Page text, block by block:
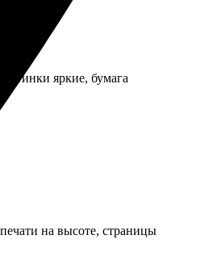
яркие, бумага
на высоте, страницы